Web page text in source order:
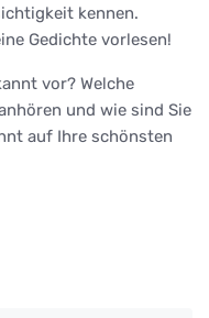
kennen.
Gedichte vorlesen!
vor? Welche
und wie sind Sie
auf Ihre schönsten